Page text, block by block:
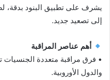
يشرف على تطبيق البنود
إلى تصعيد جديد.
أهم عناصر المراقبة
• فرق مراقبة متعددة الجنسيات
والدول الأوروبية.